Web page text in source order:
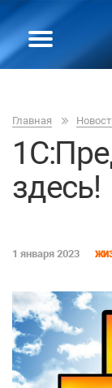
Главная
здесь!
1 января 2023